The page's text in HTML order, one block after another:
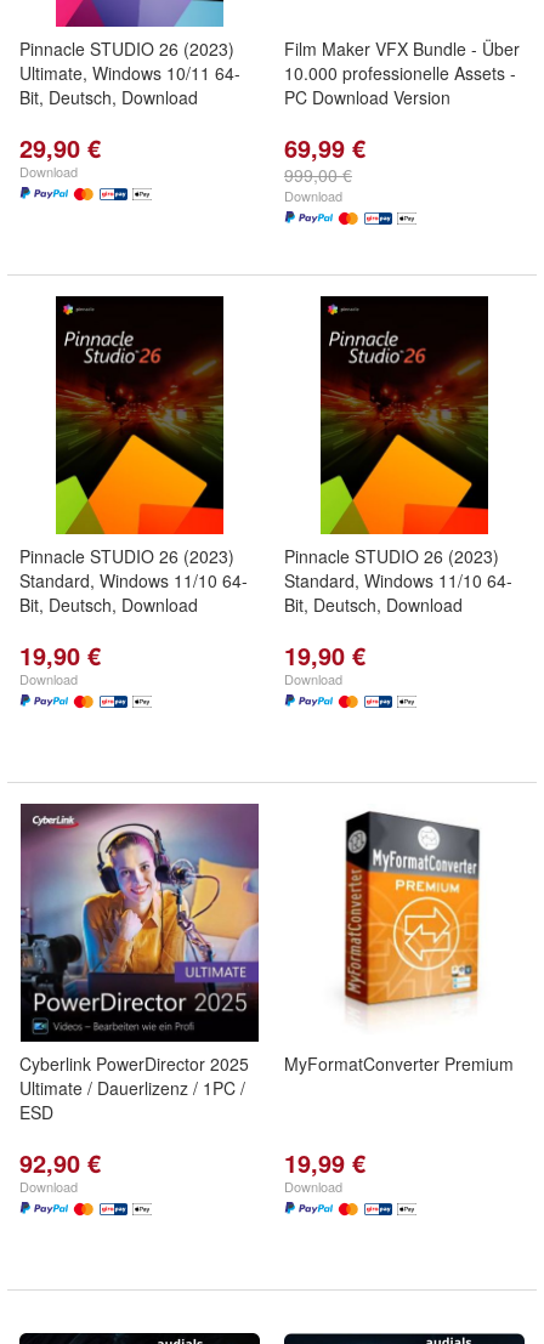
Pinnacle STUDIO 26 (2023)
Ultimate, Windows 10/11 64-
Bit, Deutsch, Download
29,90 €
Download
Film Maker VFX Bundle - Über
10.000 professionelle Assets -
PC Download Version
69,99 €
999,00 €
Download
Pinnacle STUDIO 26 (2023)
Standard, Windows 11/10 64-
Bit, Deutsch, Download
19,90 €
Download
Pinnacle STUDIO 26 (2023)
Standard, Windows 11/10 64-
Bit, Deutsch, Download
19,90 €
Download
Cyberlink PowerDirector 2025
Ultimate / Dauerlizenz / 1PC /
ESD
92,90 €
Download
MyFormatConverter Premium
19,99 €
Download